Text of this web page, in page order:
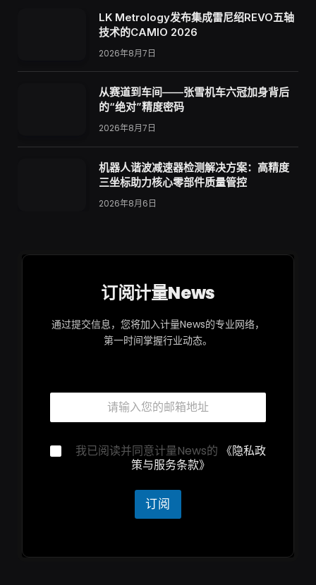
LK Metrology发布集成雷尼绍REVO五轴
技术的CAMIO 2026
2026年8月7日
从赛道到车间——张雪机车六冠加身背后
的“绝对”精度密码
2026年8月7日
机器人谐波减速器检测解决方案：高精度
三坐标助力核心零部件质量管控
2026年8月6日
订阅计量News
通过提交信息，您将加入计量News的专业网络，
第一时间掌握行业动态。
*
*
邮
*
隐
我已阅读并同意计量News的 《隐私政
策与服务条款》
订阅